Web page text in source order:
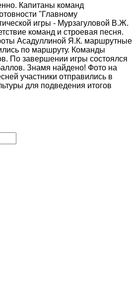
Капитаны команд
"Главному
игры - Мурзагуловой В.Ж.
команд и строевая песня.
Асадуллиной Я.К. маршрутные
по маршруту. Команды
По завершении игры состоялся
Знамя найдено! Фото на
участники отправились в
для подведения итогов